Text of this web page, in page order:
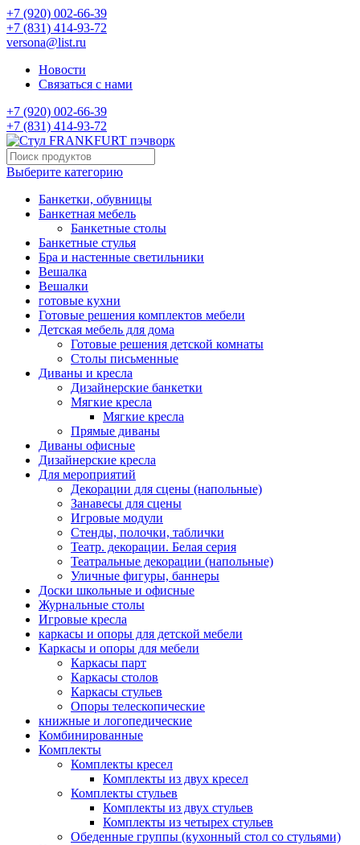
+7 (920) 002-66-39
+7 (831) 414-93-72
versona@list.ru
Новости
Связаться с нами
+7 (920) 002-66-39
+7 (831) 414-93-72
Выберите категорию
Банкетки, обувницы
Банкетная мебель
Банкетные столы
Банкетные стулья
Бра и настенные светильники
Вешалка
Вешалки
готовые кухни
Готовые решения комплектов мебели
Детская мебель для дома
Готовые решения детской комнаты
Столы письменные
Диваны и кресла
Дизайнерские банкетки
Мягкие кресла
Мягкие кресла
Прямые диваны
Диваны офисные
Дизайнерские кресла
Для мероприятий
Декорации для сцены (напольные)
Занавесы для сцены
Игровые модули
Стенды, полочки, таблички
Театр. декорации. Белая серия
Театральные декорации (напольные)
Уличные фигуры, баннеры
Доски школьные и офисные
Журнальные столы
Игровые кресла
каркасы и опоры для детской мебели
Каркасы и опоры для мебели
Каркасы парт
Каркасы столов
Каркасы стульев
Опоры телескопические
книжные и логопедические
Комбинированные
Комплекты
Комплекты кресел
Комплекты из двух кресел
Комплекты стульев
Комплекты из двух стульев
Комплекты из четырех стульев
Обеденные группы (кухонный стол со стульями)